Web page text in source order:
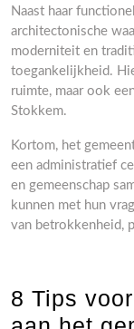
Naast haar
architectonische
moderniteit en
toegankelijkheid.
ruimte, maar ook
Stokkem.
Kortom, het
een administratief
en gemeenschap
kunnen met hun
van betrokkenheid,
8 Tips